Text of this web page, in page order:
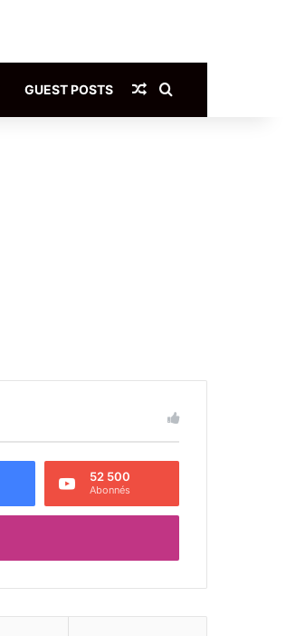
GUEST POSTS Article Aléatoire
52 500
Abonnés